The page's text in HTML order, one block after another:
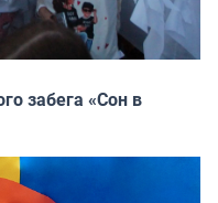
забега «Сон в